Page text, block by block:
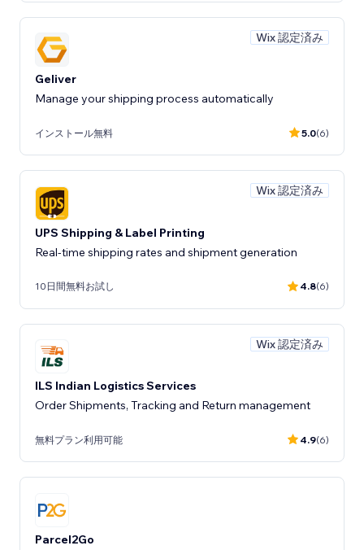
Wix 認定済み
Geliver
Manage your shipping process automatically
インストール無料 5.0(6)
Wix 認定済み
UPS Shipping & Label Printing
Real-time shipping rates and shipment generation
10日間無料お試し 4.8(6)
Wix 認定済み
ILS Indian Logistics Services
Order Shipments, Tracking and Return management
無料プラン利用可能 4.9(6)
Parcel2Go